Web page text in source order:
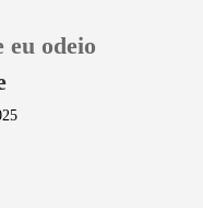
eu odeio